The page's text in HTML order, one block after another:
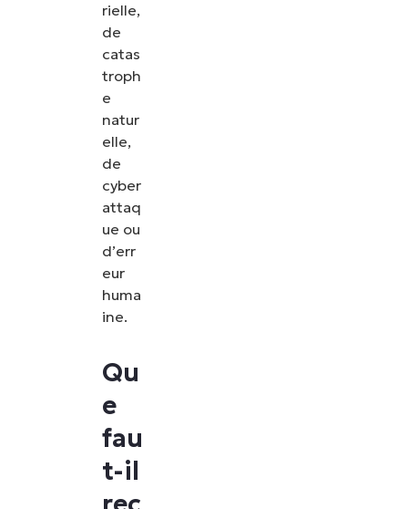
rielle,
de
catas
troph
e
natur
elle,
de
cyber
attaq
ue ou
d’err
eur
huma
ine.
Qu
e
fau
t-il